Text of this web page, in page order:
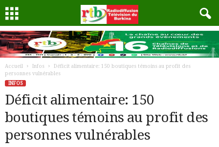
Accueil Infos
Déficit alimentaire: 150 boutiques témoins au profit des
personnes vulnérables
INFOS
Déficit alimentaire: 150
boutiques témoins au profit des
personnes vulnérables